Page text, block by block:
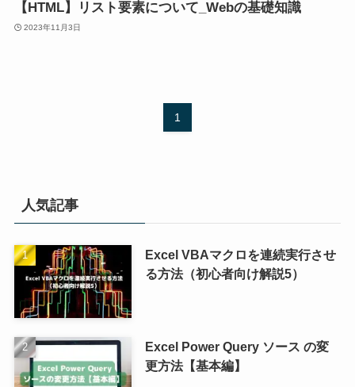
【HTML】リスト要素について_Webの基礎知識
2023年11月3日
1
人気記事
Excel VBAマクロを連続実行させ
る方法（初心者向け解説5）
Excel Power Query ソース の変
更方法【基本編】